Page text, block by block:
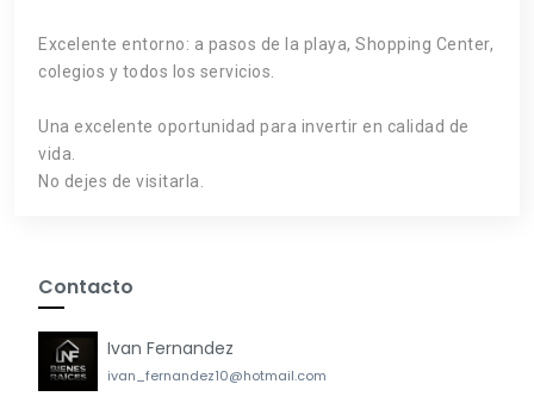
Excelente entorno: a pasos de la playa, Shopping Center,
colegios y todos los servicios.
Una excelente oportunidad para invertir en calidad de
vida.
No dejes de visitarla.
Contacto
Ivan Fernandez
ivan_fernandez10@hotmail.com